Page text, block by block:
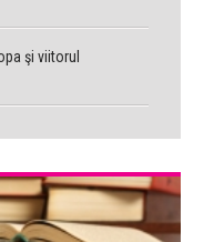
şi viitorul